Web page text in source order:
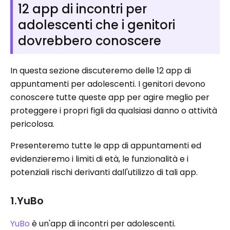
12 app di incontri per
adolescenti che i genitori
dovrebbero conoscere
In questa sezione discuteremo delle 12 app di
appuntamenti per adolescenti. I genitori devono
conoscere tutte queste app per agire meglio per
proteggere i propri figli da qualsiasi danno o attività
pericolosa.
Presenteremo tutte le app di appuntamenti ed
evidenzieremo i limiti di età, le funzionalità e i
potenziali rischi derivanti dall'utilizzo di tali app.
1.YuBo
YuBo è un'app di incontri per adolescenti.